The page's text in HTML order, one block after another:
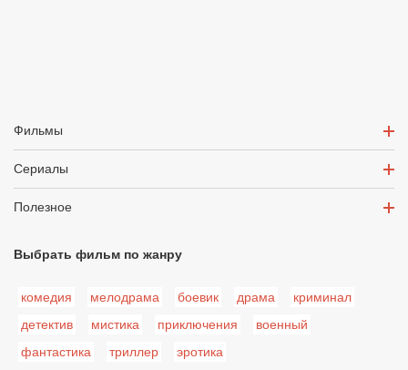
Фильмы
Сериалы
Полезное
Выбрать фильм по жанру
комедия мелодрама боевик драма
криминал
детектив
мистика приключения
военный
фантастика
триллер эротика